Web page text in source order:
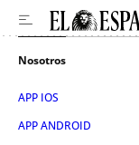
Nosotros
APP IOS
APP ANDROID